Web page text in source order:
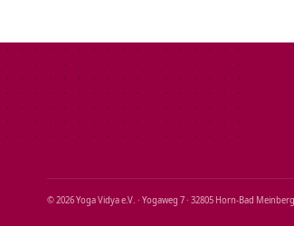
© 2026 Yoga Vidya e.V. · Yogaweg 7 · 32805 Horn‑Bad